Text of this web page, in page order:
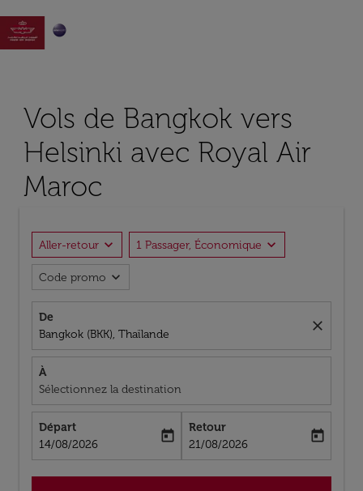

Vols de Bangkok vers
Helsinki avec Royal Air
Maroc
Aller-retour expand_more 1 Passager, Économique expand_more
Code promo expand_more
De
Bangkok (BKK), Thaïlande
close
À
Sélectionnez la destination
Départ
fc-booking-departure-date-aria-label
14/08/2026
today
Retour
fc-booking-return-date-aria-label
21/08/2026
today